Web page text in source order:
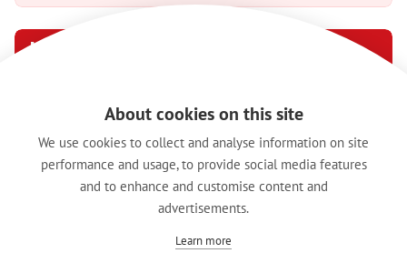
Material
青铜
接地触点 青铜
触点电镀 银 / 金
About cookies on this site
We use cookies to collect and analyse information on site
performance and usage, to provide social media features
and to enhance and customise content and
advertisements.
Learn more